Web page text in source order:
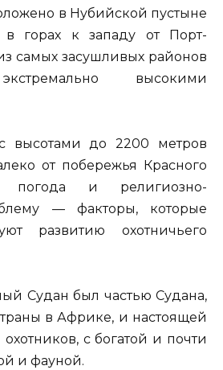
в Нубийской пустыне
горах к западу от Порт-
самых засушливых районов
высокими
высотами до 2200 метров
от побережья Красного
погода и религиозно-
— факторы, которые
развитию охотничьего
Судан был частью Судана,
в Африке, и настоящей
с богатой и почти
и фауной.